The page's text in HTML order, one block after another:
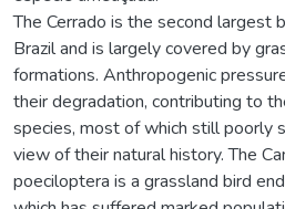
The Cerrado is the second largest
Brazil and is largely covered by
formations. Anthropogenic
their degradation, contributing to
species, most of which still poorly
view of their natural history. The
poeciloptera is a grassland bird